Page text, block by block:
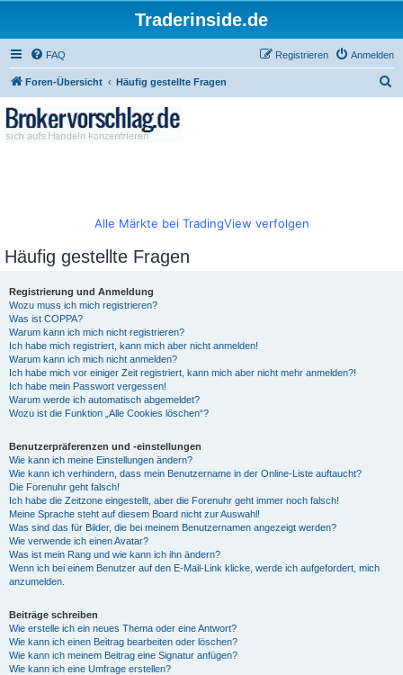
Traderinside.de
FAQ Anmelden
Registrieren
Foren-Übersicht Häufig gestellte Fragen
Alle Märkte bei TradingView verfolgen
Häufig gestellte Fragen
Registrierung und Anmeldung
Wozu muss ich mich registrieren?
Was ist COPPA?
Warum kann ich mich nicht registrieren?
Ich habe mich registriert, kann mich aber nicht anmelden!
Warum kann ich mich nicht anmelden?
Ich habe mich vor einiger Zeit registriert, kann mich aber nicht mehr anmelden?!
Ich habe mein Passwort vergessen!
Warum werde ich automatisch abgemeldet?
Wozu ist die Funktion „Alle Cookies löschen“?
Benutzerpräferenzen und -einstellungen
Wie kann ich meine Einstellungen ändern?
Wie kann ich verhindern, dass mein Benutzername in der Online-Liste auftaucht?
Die Forenuhr geht falsch!
Ich habe die Zeitzone eingestellt, aber die Forenuhr geht immer noch falsch!
Meine Sprache steht auf diesem Board nicht zur Auswahl!
Was sind das für Bilder, die bei meinem Benutzernamen angezeigt werden?
Wie verwende ich einen Avatar?
Was ist mein Rang und wie kann ich ihn ändern?
Wenn ich bei einem Benutzer auf den E-Mail-Link klicke, werde ich aufgefordert, mich
anzumelden.
Beiträge schreiben
Wie erstelle ich ein neues Thema oder eine Antwort?
Wie kann ich einen Beitrag bearbeiten oder löschen?
Wie kann ich meinem Beitrag eine Signatur anfügen?
Wie kann ich eine Umfrage erstellen?